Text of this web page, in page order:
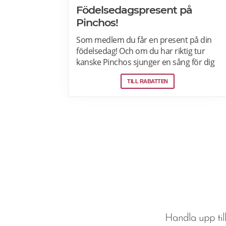
Födelsedagspresent på
Pinchos!
Som medlem du får en present på din
födelsedag! Och om du har riktig tur
kanske Pinchos sjunger en sång för dig
när du äter middag hos Pinchos. Din
present finns tillgänglig i appen två
TILL RABATTEN
Handla upp